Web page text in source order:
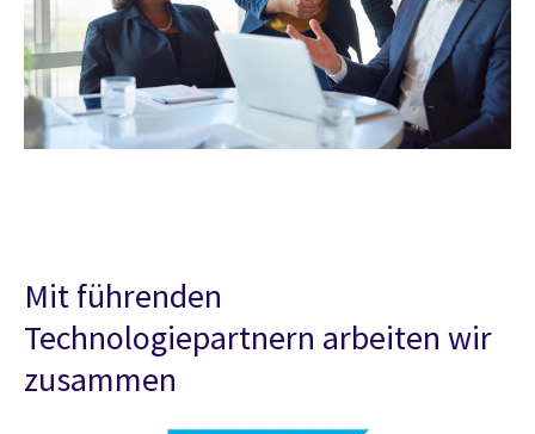
Mit führenden
Technologiepartnern arbeiten wir
zusammen